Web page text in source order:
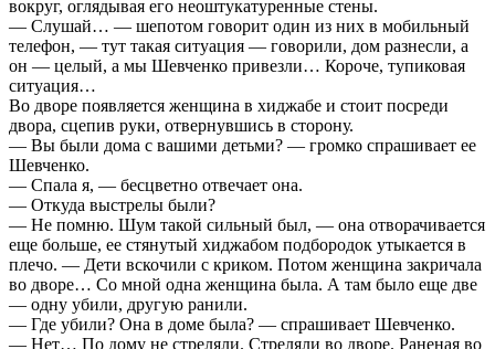
вокруг, оглядывая его неоштукатуренные стены.
— Слушай… — шепотом говорит один из них в мобильный
телефон, — тут такая ситуация — говорили, дом разнесли, а
он — целый, а мы Шевченко привезли… Короче, тупиковая
ситуация…
Во дворе появляется женщина в хиджабе и стоит посреди
двора, сцепив руки, отвернувшись в сторону.
— Вы были дома с вашими детьми? — громко спрашивает ее
Шевченко.
— Спала я, — бесцветно отвечает она.
— Откуда выстрелы были?
— Не помню. Шум такой сильный был, — она отворачивается
еще больше, ее стянутый хиджабом подбородок утыкается в
плечо. — Дети вскочили с криком. Потом женщина закричала
во дворе… Со мной одна женщина была. А там было еще две
— одну убили, другую ранили.
— Где убили? Она в доме была? — спрашивает Шевченко.
— Нет… По дому не стреляли. Стреляли во дворе. Раненая во